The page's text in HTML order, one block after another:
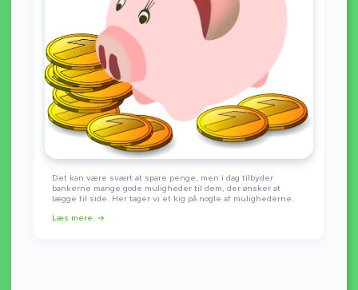
Det kan være svært at spare penge, men i dag tilbyder
bankerne mange gode muligheder til dem, der ønsker at
lægge til side. Her tager vi et kig på nogle af mulighederne.
Læs mere